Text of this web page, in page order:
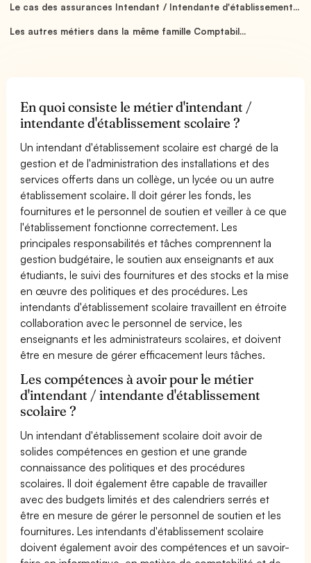
Le cas des assurances Intendant / Intendante d'établissement...
Les autres métiers dans la même famille Comptabil...
En quoi consiste le métier d'intendant /
intendante d'établissement scolaire ?
Un intendant d'établissement scolaire est chargé de la
gestion et de l'administration des installations et des
services offerts dans un collège, un lycée ou un autre
établissement scolaire. Il doit gérer les fonds, les
fournitures et le personnel de soutien et veiller à ce que
l'établissement fonctionne correctement. Les
principales responsabilités et tâches comprennent la
gestion budgétaire, le soutien aux enseignants et aux
étudiants, le suivi des fournitures et des stocks et la mise
en œuvre des politiques et des procédures. Les
intendants d'établissement scolaire travaillent en étroite
collaboration avec le personnel de service, les
enseignants et les administrateurs scolaires, et doivent
être en mesure de gérer efficacement leurs tâches.
Les compétences à avoir pour le métier
d'intendant / intendante d'établissement
scolaire ?
Un intendant d'établissement scolaire doit avoir de
solides compétences en gestion et une grande
connaissance des politiques et des procédures
scolaires. Il doit également être capable de travailler
avec des budgets limités et des calendriers serrés et
être en mesure de gérer le personnel de soutien et les
fournitures. Les intendants d'établissement scolaire
doivent également avoir des compétences et un savoir-